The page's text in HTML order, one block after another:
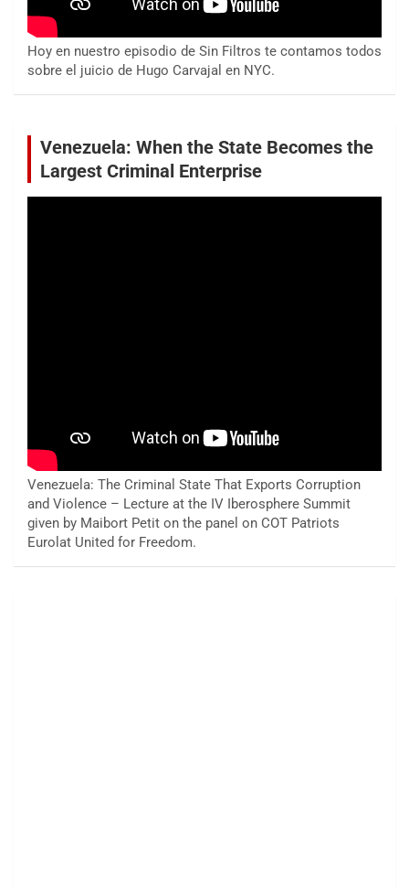
Hoy en nuestro episodio de Sin Filtros te contamos todos
sobre el juicio de Hugo Carvajal en NYC.
Venezuela: When the State Becomes the
Largest Criminal Enterprise
Venezuela: The Criminal State That Exports Corruption
and Violence – Lecture at the IV Iberosphere Summit
given by Maibort Petit on the panel on COT Patriots
Eurolat United for Freedom.